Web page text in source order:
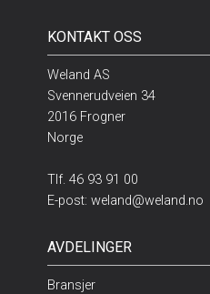
KONTAKT OSS
Weland AS
Svennerudveien 34
2016 Frogner
Norge
Tlf.46 93 91 00
E-post:weland@weland.no
AVDELINGER
Bransjer